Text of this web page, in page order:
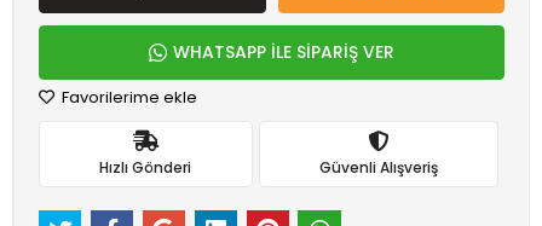
WHATSAPP İLE SİPARİŞ VER
Favorilerime ekle
Hızlı Gönderi Güvenli Alışveriş